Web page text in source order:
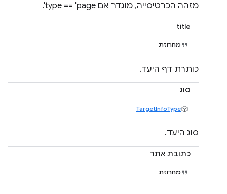
מזהה הכרטיסייה, מוגדר אם type == 'page'.
title
מחרוזת
כותרת דף היעד.
סוג
TargetInfoType
סוג היעד.
כתובת אתר
מחרוזת